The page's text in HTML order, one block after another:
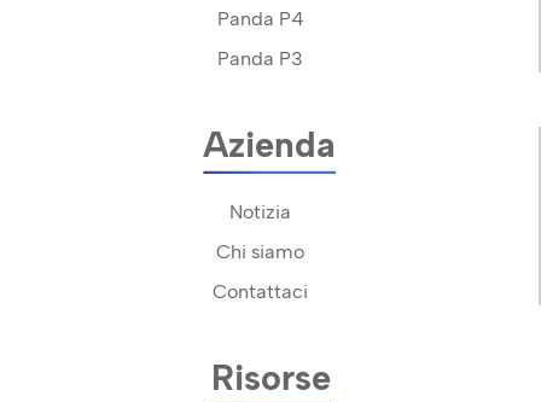
Panda P4
Panda P3
Azienda
Notizia
Chi siamo
Contattaci
Risorse